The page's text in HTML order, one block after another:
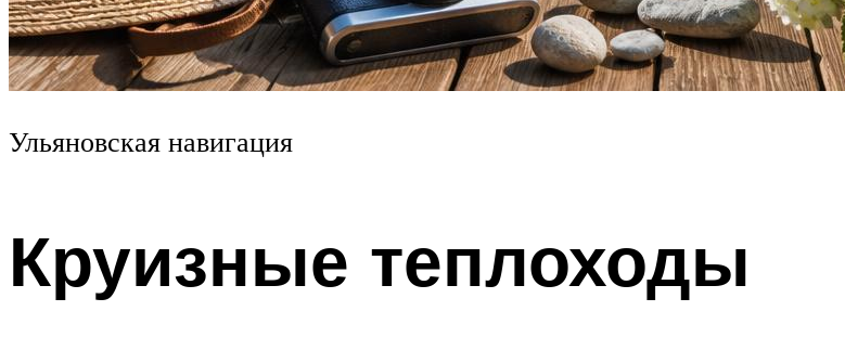
Ульяновская навигация
Круизные теплоходы